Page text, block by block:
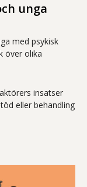
unga
med psykisk
över olika
insatser
eller behandling